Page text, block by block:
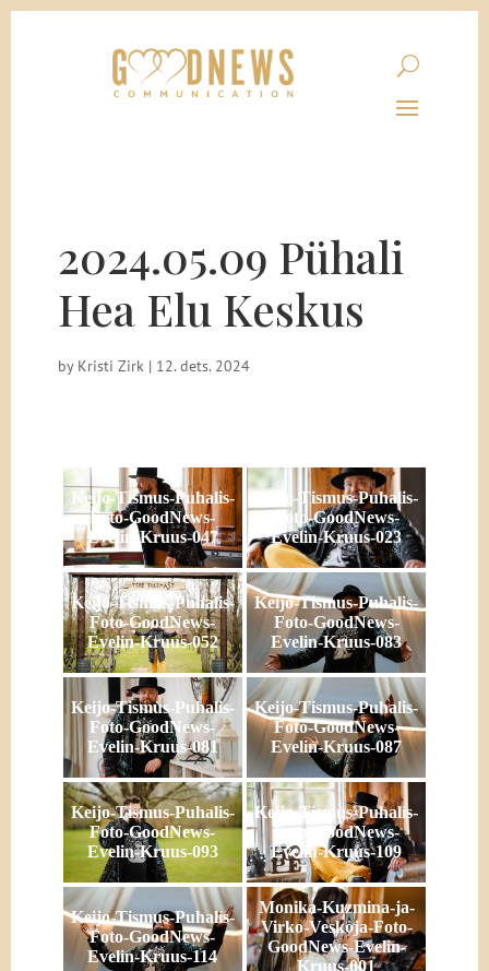
2024.05.09 Pühali
Hea Elu Keskus
by Kristi Zirk| 12. dets. 2024
Keijo-Tismus-Puhalis-
Foto-GoodNews-
Evelin-Kruus-047
Keijo-Tismus-Puhalis-
Foto-GoodNews-
Evelin-Kruus-023
Keijo-Tismus-Puhalis-
Foto-GoodNews-
Evelin-Kruus-052
Keijo-Tismus-Puhalis-
Foto-GoodNews-
Evelin-Kruus-083
Keijo-Tismus-Puhalis-
Foto-GoodNews-
Evelin-Kruus-081
Keijo-Tismus-Puhalis-
Foto-GoodNews-
Evelin-Kruus-087
Keijo-Tismus-Puhalis-
Foto-GoodNews-
Evelin-Kruus-093
Keijo-Tismus-Puhalis-
Foto-GoodNews-
Evelin-Kruus-109
Keijo-Tismus-Puhalis-
Foto-GoodNews-
Evelin-Kruus-114
Monika-Kuzmina-ja-
Virko-Veskoja-Foto-
GoodNews-Evelin-
Kruus-001